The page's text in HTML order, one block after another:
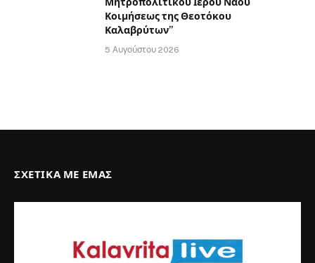
Μητροπολιτικού Ιερού Ναού
Κοιμήσεως της Θεοτόκου
Καλαβρύτων”
5 Αυγούστου 2026
ΣΧΕΤΙΚΆ ΜΕ ΕΜΆΣ